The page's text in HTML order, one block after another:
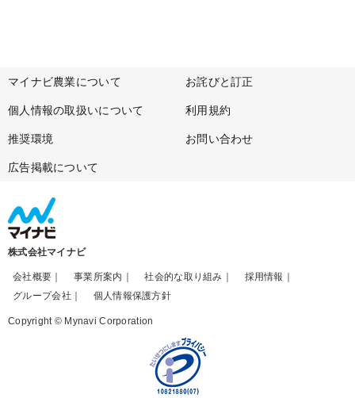
マイナビ農業について お詫びと訂正
個人情報の取扱いについて 利用規約
推奨環境 お問い合わせ
広告掲載について
株式会社マイナビ
会社概要 事業所案内 社会的な取り組み
採用情報
グループ会社
個人情報保護方針
Copyright © Mynavi Corporation